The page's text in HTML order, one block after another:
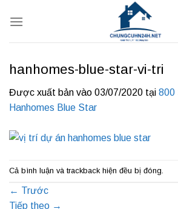
qua
hanhomes-blue-star-vi-tri
Được xuất bản vào 03/07/2020 tại 800
Hanhomes Blue Star
Cả bình luận và trackback hiện đều bị đóng.
← Trước
Tiếp theo →